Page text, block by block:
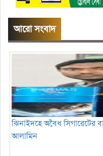
আরো সংবাদ
ঝিনাইদহে অবৈধ সিগারেটের
আলামিন